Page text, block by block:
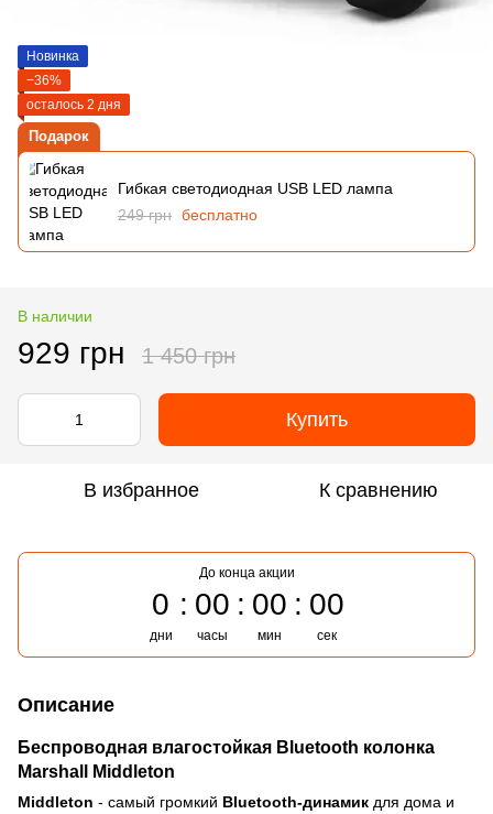
Новинка
−36%
осталось 2 дня
Подарок
Гибкая светодиодная USB LED лампа
249 грн бесплатно
В наличии
929 грн 1 450 грн
Купить
В избранное К сравнению
До конца акции
0
дни
00
часы
00
мин
00
сек
Описание
Беспроводная влагостойкая Bluetooth колонка
Marshall Middleton
Middleton - самый громкий Bluetooth-динамик для дома и